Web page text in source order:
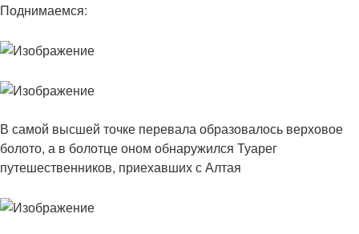
Поднимаемся:
В самой высшей точке перевала образовалось верховое
болото, а в болотце оном обнаружился Туарег
путешественников, приехавших с Алтая